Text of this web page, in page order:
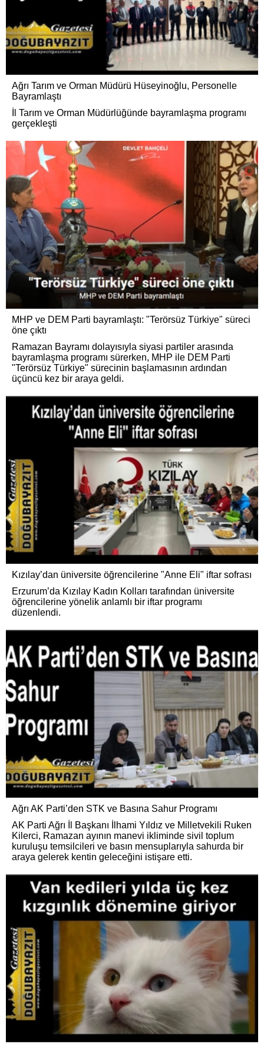
Ağrı Tarım ve Orman Müdürü Hüseyinoğlu, Personelle
Bayramlaştı
İl Tarım ve Orman Müdürlüğünde bayramlaşma programı
gerçekleşti
MHP ve DEM Parti bayramlaştı: "Terörsüz Türkiye" süreci
öne çıktı
Ramazan Bayramı dolayısıyla siyasi partiler arasında
bayramlaşma programı sürerken, MHP ile DEM Parti
"Terörsüz Türkiye" sürecinin başlamasının ardından
üçüncü kez bir araya geldi.
Kızılay’dan üniversite öğrencilerine "Anne Eli" iftar sofrası
Erzurum’da Kızılay Kadın Kolları tarafından üniversite
öğrencilerine yönelik anlamlı bir iftar programı
düzenlendi.
Ağrı AK Parti’den STK ve Basına Sahur Programı
AK Parti Ağrı İl Başkanı İlhami Yıldız ve Milletvekili Ruken
Kilerci, Ramazan ayının manevi ikliminde sivil toplum
kuruluşu temsilcileri ve basın mensuplarıyla sahurda bir
araya gelerek kentin geleceğini istişare etti.